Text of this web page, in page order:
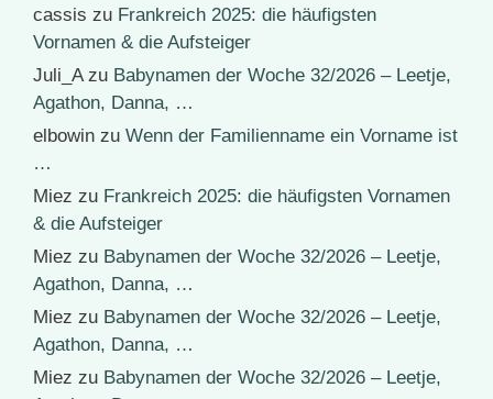
cassis zu Frankreich 2025: die häufigsten
Vornamen & die Aufsteiger
Juli_Azu Babynamen der Woche 32/2026 – Leetje,
Agathon, Danna, …
elbowin zu Wenn der Familienname ein Vorname ist
…
Miez zu Frankreich 2025: die häufigsten Vornamen
& die Aufsteiger
Miez zu Babynamen der Woche 32/2026 – Leetje,
Agathon, Danna, …
Miez zu Babynamen der Woche 32/2026 – Leetje,
Agathon, Danna, …
Miez zu Babynamen der Woche 32/2026 – Leetje,